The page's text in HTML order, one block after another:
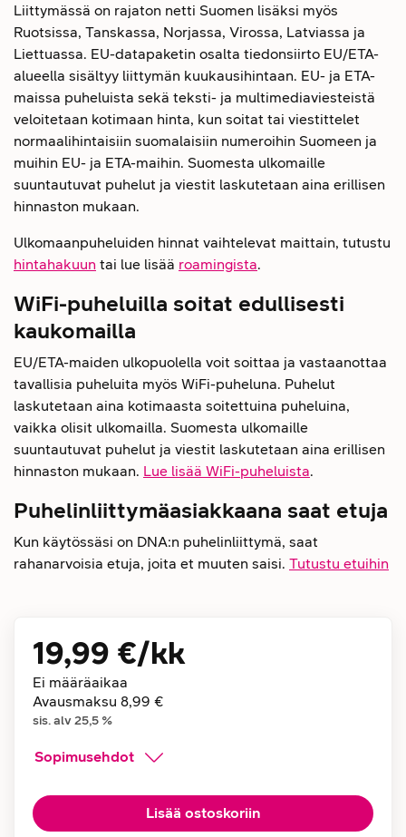
Liittymässä on rajaton netti Suomen lisäksi myös
Ruotsissa, Tanskassa, Norjassa, Virossa, Latviassa ja
Liettuassa. EU-datapaketin osalta tiedonsiirto EU/ETA-
alueella sisältyy liittymän kuukausihintaan. EU- ja ETA-
maissa puheluista sekä teksti- ja multimediaviesteistä
veloitetaan kotimaan hinta, kun soitat tai viestittelet
normaalihintaisiin suomalaisiin numeroihin Suomeen ja
muihin EU- ja ETA-maihin. Suomesta ulkomaille
suuntautuvat puhelut ja viestit laskutetaan aina erillisen
hinnaston mukaan.
Ulkomaanpuheluiden hinnat vaihtelevat maittain, tutustu
hintahakuun tai lue lisää roamingista.
WiFi-puheluilla soitat edullisesti
kaukomailla
EU/ETA-maiden ulkopuolella voit soittaa ja vastaanottaa
tavallisia puheluita myös WiFi-puheluna. Puhelut
laskutetaan aina kotimaasta soitettuina puheluina,
vaikka olisit ulkomailla. Suomesta ulkomaille
suuntautuvat puhelut ja viestit laskutetaan aina erillisen
hinnaston mukaan. Lue lisää WiFi-puheluista.
Puhelinliittymäasiakkaana saat etuja
Kun käytössäsi on DNA:n puhelinliittymä, saat
rahanarvoisia etuja, joita et muuten saisi. Tutustu etuihin
19,99 €/kk
Ei määräaikaa
Avausmaksu 8,99 €
sis. alv25,5 %
Sopimusehdot
Lisää ostoskoriin